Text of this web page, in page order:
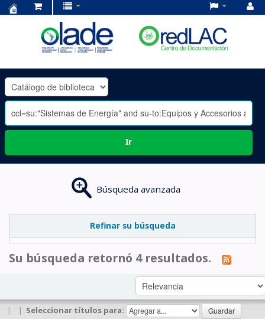
OLADE
-
Ir
Búsqueda avanzada
Refinar su búsqueda
Su búsqueda retornó 4 resultados.
| | Seleccionar títulos para: